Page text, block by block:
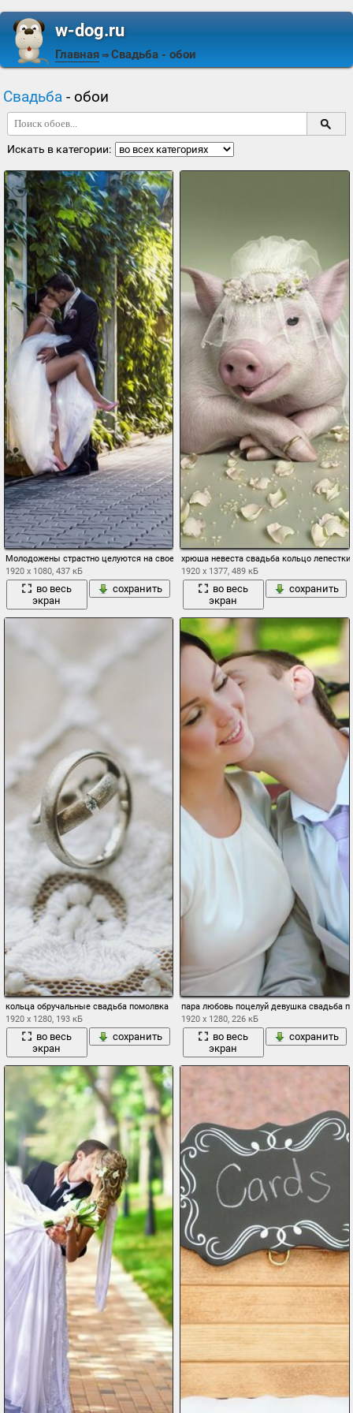
w-dog.ru
Главная ⇒ Свадьба - обои
Свадьба - обои
Искать в категории:
Молодожены страстно целуются на своей свадьбе на дороге
1920 x 1080, 437 кБ
во весь
экран
сохранить
хрюша невеста свадьба кольцо лепестки
1920 x 1377, 489 кБ
во весь
экран
сохранить
кольца обручальные свадьба помолвка
1920 x 1280, 193 кБ
во весь
экран
сохранить
пара любовь поцелуй девушка свадьба
1920 x 1280, 226 кБ
во весь
экран
сохранить